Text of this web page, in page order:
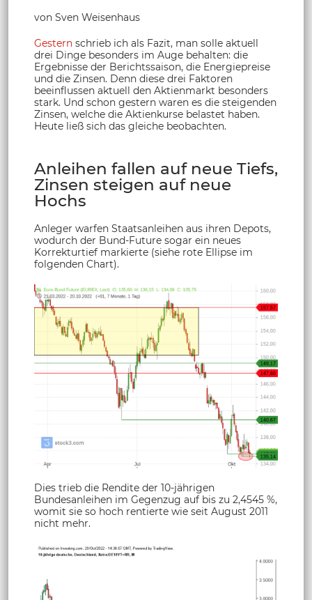
von Sven Weisenhaus
Gestern schrieb ich als Fazit, man solle aktuell
drei Dinge besonders im Auge behalten: die
Ergebnisse der Berichtssaison, die Energiepreise
und die Zinsen. Denn diese drei Faktoren
beeinflussen aktuell den Aktienmarkt besonders
stark. Und schon gestern waren es die steigenden
Zinsen, welche die Aktienkurse belastet haben.
Heute ließ sich das gleiche beobachten.
Anleihen fallen auf neue Tiefs,
Zinsen steigen auf neue
Hochs
Anleger warfen Staatsanleihen aus ihren Depots,
wodurch der Bund-Future sogar ein neues
Korrekturtief markierte (siehe rote Ellipse im
folgenden Chart).
Dies trieb die Rendite der 10-jährigen
Bundesanleihen im Gegenzug auf bis zu 2,4545 %,
womit sie so hoch rentierte wie seit August 2011
nicht mehr.